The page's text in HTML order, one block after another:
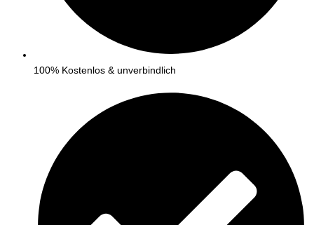
100% Kostenlos & unverbindlich